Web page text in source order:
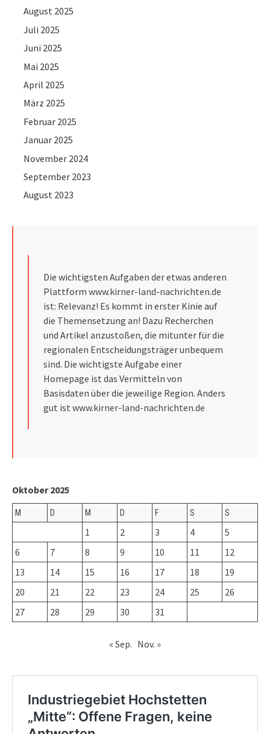
August 2025
Juli 2025
Juni 2025
Mai 2025
April 2025
März 2025
Februar 2025
Januar 2025
November 2024
September 2023
August 2023
Die wichtigsten Aufgaben der etwas anderen
Plattform www.kirner-land-nachrichten.de
ist: Relevanz! Es kommt in erster Kinie auf
die Themensetzung an! Dazu Recherchen
und Artikel anzustoßen, die mitunter für die
regionalen Entscheidungsträger unbequem
sind. Die wichtigste Aufgabe einer
Homepage ist das Vermitteln von
Basisdaten über die jeweilige Region. Anders
gut ist www.kirner-land-nachrichten.de
Oktober 2025
M D M D F S S
1 2 3 4
5
6
7 8 9 10 11
12
13
14 15 16 17 18
19
20
21 22 23 24 25
26
27
28 29 30 31
« Sep. Nov. »